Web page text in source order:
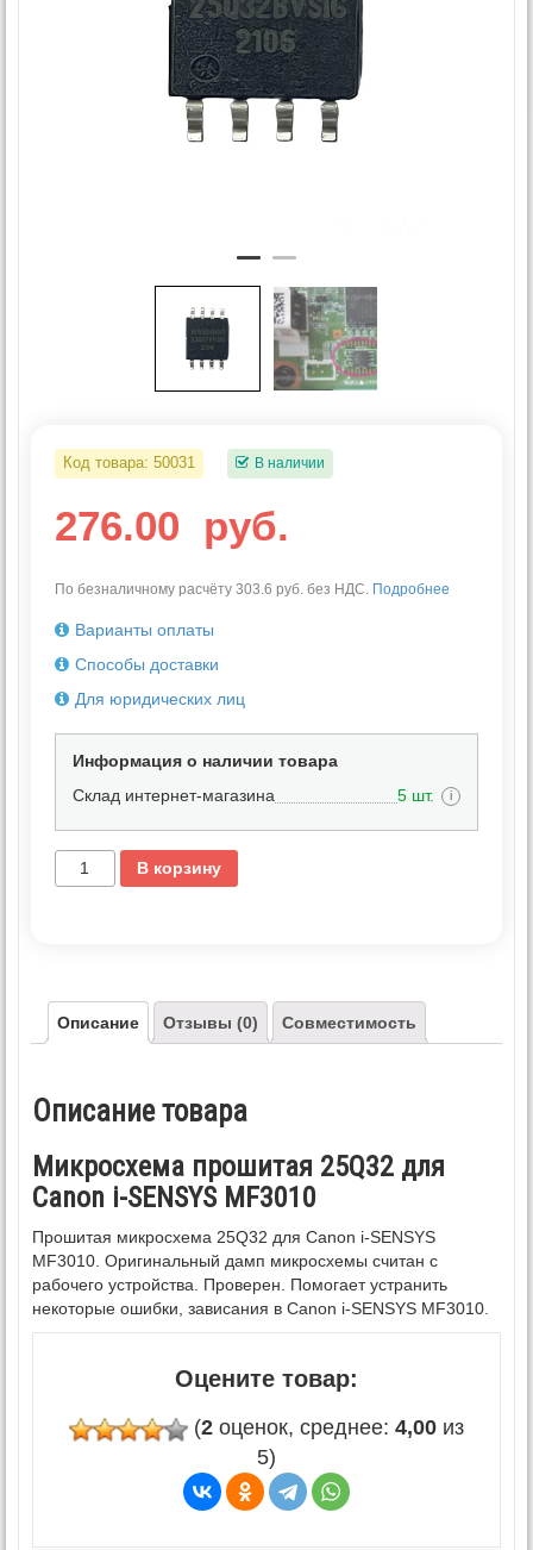
Код товара: 50031 В наличии
276.00 руб.
По безналичному расчёту 303.6 руб. без НДС. Подробнее
Варианты оплаты
Способы доставки
Для юридических лиц
Информация о наличии товара
Склад интернет-магазина
5 шт. i
В корзину
Описание Отзывы (0) Совместимость
Описание товара
Микросхема прошитая 25Q32 для
Canon i-SENSYS MF3010
Прошитая микросхема 25Q32 для Canon i-SENSYS
MF3010. Оригинальный дамп микросхемы считан с
рабочего устройства. Проверен. Помогает устранить
некоторые ошибки, зависания в Canon i-SENSYS MF3010.
Оцените товар:
(2 оценок, среднее: 4,00 из
5)